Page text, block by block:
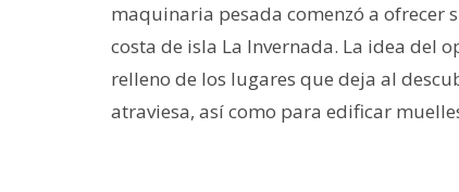
maquinaria pesada comenzó a ofrecer
costa de isla La Invernada. La idea del
relleno de los lugares que deja al
atraviesa, así como para edificar